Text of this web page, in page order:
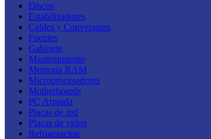
Discos
Estabilizadores
Cables y Conversores
Fuentes
Gabinete
Mantenimiento
Memoria RAM
Microprocesadores
Motherboards
PC Armada
Placas de red
Placas de video
Refrigeracion